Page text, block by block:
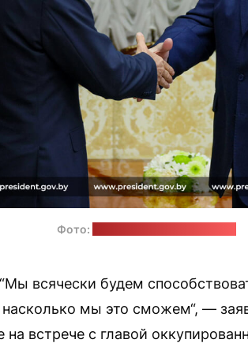
Фото:
“Мы всячески будем
мы это сможем“, —
на встрече с главой